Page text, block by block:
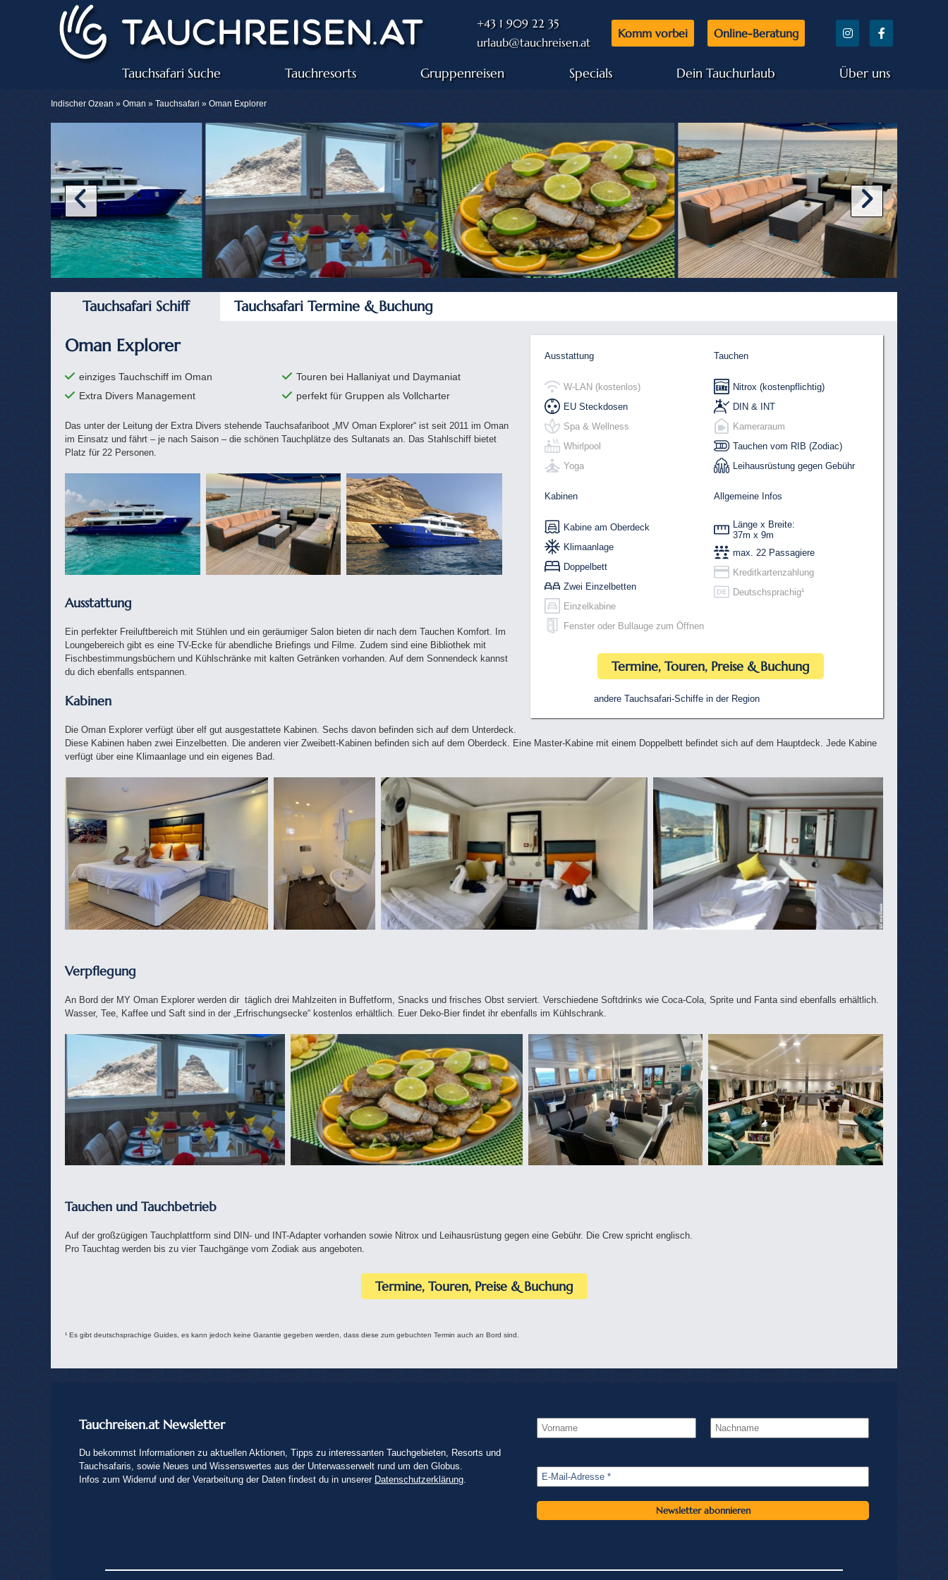
+43 1 909 22 35
urlaub@tauchreisen.at
Komm vorbei Online-Beratung
Tauchsafari Suche Tauchresorts Gruppenreisen Specials Dein Tauchurlaub Über uns
Indischer Ozean » Oman » Tauchsafari » Oman Explorer
Tauchsafari Schiff Tauchsafari Termine & Buchung
Ausstattung
W-LAN (kostenlos)
EU Steckdosen
Spa & Wellness
Whirlpool
Yoga
Tauchen
Nitrox (kostenpflichtig)
DIN & INT
Kameraraum
Tauchen vom RIB (Zodiac)
Leihausrüstung gegen Gebühr
Kabinen
Kabine am Oberdeck
Klimaanlage
Doppelbett
Zwei Einzelbetten
Einzelkabine
Fenster oder Bullauge zum Öffnen
Allgemeine Infos
Länge x Breite:
37m x 9m
max. 22 Passagiere
Kreditkartenzahlung
Deutschsprachig¹
Termine, Touren, Preise & Buchung
andere Tauchsafari-Schiffe in der Region
Oman Explorer
einziges Tauchschiff im Oman
Touren bei Hallaniyat und Daymaniat
Extra Divers Management
perfekt für Gruppen als Vollcharter
Das unter der Leitung der Extra Divers stehende Tauchsafariboot „MV Oman Explorer“ ist seit 2011 im Oman
im Einsatz und fährt – je nach Saison – die schönen Tauchplätze des Sultanats an. Das Stahlschiff bietet
Platz für 22 Personen.
Ausstattung
Ein perfekter Freiluftbereich mit Stühlen und ein geräumiger Salon bieten dir nach dem Tauchen Komfort. Im
Loungebereich gibt es eine TV-Ecke für abendliche Briefings und Filme. Zudem sind eine Bibliothek mit
Fischbestimmungsbüchern und Kühlschränke mit kalten Getränken vorhanden. Auf dem Sonnendeck kannst
du dich ebenfalls entspannen.
Kabinen
Die Oman Explorer verfügt über elf gut ausgestattete Kabinen. Sechs davon befinden sich auf dem Unterdeck.
Diese Kabinen haben zwei Einzelbetten. Die anderen vier Zweibett-Kabinen befinden sich auf dem Oberdeck. Eine Master-Kabine mit einem Doppelbett befindet sich auf dem Hauptdeck. Jede Kabine
verfügt über eine Klimaanlage und ein eigenes Bad.
Verpflegung
An Bord der MY Oman Explorer werden dir täglich drei Mahlzeiten in Buffetform, Snacks und frisches Obst serviert. Verschiedene Softdrinks wie Coca-Cola, Sprite und Fanta sind ebenfalls erhältlich.
Wasser, Tee, Kaffee und Saft sind in der „Erfrischungsecke“ kostenlos erhältlich. Euer Deko-Bier findet ihr ebenfalls im Kühlschrank.
Tauchen und Tauchbetrieb
Auf der großzügigen Tauchplattform sind DIN- und INT-Adapter vorhanden sowie Nitrox und Leihausrüstung gegen eine Gebühr. Die Crew spricht englisch.
Pro Tauchtag werden bis zu vier Tauchgänge vom Zodiak aus angeboten.
Termine, Touren, Preise & Buchung
¹ Es gibt deutschsprachige Guides, es kann jedoch keine Garantie gegeben werden, dass diese zum gebuchten Termin auch an Bord sind.
Tauchreisen.at Newsletter
Du bekommst Informationen zu aktuellen Aktionen, Tipps zu interessanten Tauchgebieten, Resorts und
Tauchsafaris, sowie Neues und Wissenswertes aus der Unterwasserwelt rund um den Globus.
Infos zum Widerruf und der Verarbeitung der Daten findest du in unserer Datenschutzerklärung